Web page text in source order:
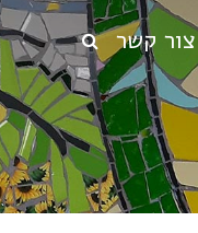
צור קשר